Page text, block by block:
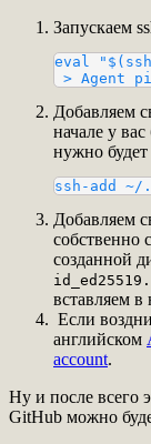
Запускаем
eval
> Agent
Добавляем
начале у
нужно
ssh-add ~/
Добавляем
собственно
созданной
вставляем
Если
английском
account.
Ну и после всего
GitHub можно